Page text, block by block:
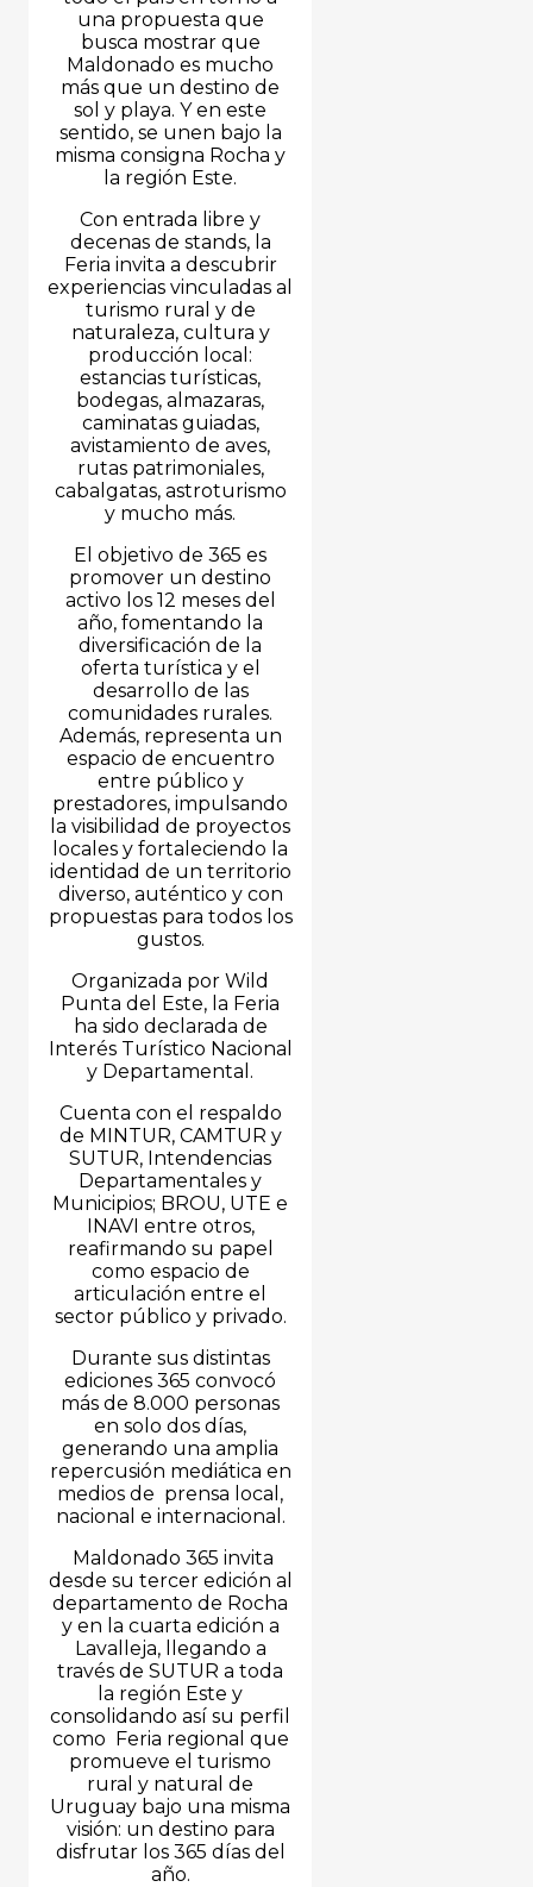
una propuesta que
busca mostrar que
Maldonado es mucho
más que un destino de
sol y playa. Y en este
sentido, se unen bajo la
misma consigna Rocha y
la región Este.
Con entrada libre y
decenas de stands, la
Feria invita a descubrir
experiencias vinculadas al
turismo rural y de
naturaleza, cultura y
producción local:
estancias turísticas,
bodegas, almazaras,
caminatas guiadas,
avistamiento de aves,
rutas patrimoniales,
cabalgatas, astroturismo
y mucho más.
El objetivo de 365 es
promover un destino
activo los 12 meses del
año, fomentando la
diversificación de la
oferta turística y el
desarrollo de las
comunidades rurales.
Además, representa un
espacio de encuentro
entre público y
prestadores, impulsando
la visibilidad de proyectos
locales y fortaleciendo la
identidad de un territorio
diverso, auténtico y con
propuestas para todos los
gustos.
Organizada por Wild
Punta del Este, la Feria
ha sido declarada de
Interés Turístico Nacional
y Departamental.
Cuenta con el respaldo
de MINTUR, CAMTUR y
SUTUR, Intendencias
Departamentales y
Municipios; BROU, UTE e
INAVI entre otros,
reafirmando su papel
como espacio de
articulación entre el
sector público y privado.
Durante sus distintas
ediciones 365 convocó
más de 8.000 personas
en solo dos días,
generando una amplia
repercusión mediática en
medios de prensa local,
nacional e internacional.
Maldonado 365 invita
desde su tercer edición al
departamento de Rocha
y en la cuarta edición a
Lavalleja, llegando a
través de SUTUR a toda
la región Este y
consolidando así su perfil
como Feria regional que
promueve el turismo
rural y natural de
Uruguay bajo una misma
visión: un destino para
disfrutar los 365 días del
año.